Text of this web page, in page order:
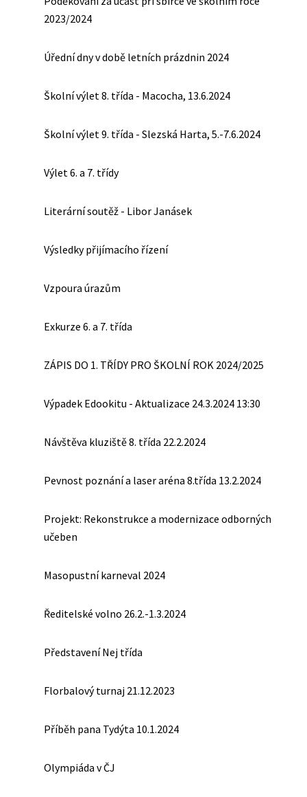
2023/2024
Úřední dny v době letních prázdnin 2024
Školní výlet 8. třída - Macocha, 13.6.2024
Školní výlet 9. třída - Slezská Harta, 5.-7.6.2024
Výlet 6. a 7. třídy
Literární soutěž - Libor Janásek
Výsledky přijímacího řízení
Vzpoura úrazům
Exkurze 6. a 7. třída
ZÁPIS DO 1. TŘÍDY PRO ŠKOLNÍ ROK 2024/2025
Výpadek Edookitu - Aktualizace 24.3.2024 13:30
Návštěva kluziště 8. třída 22.2.2024
Pevnost poznání a laser aréna 8.třída 13.2.2024
Projekt: Rekonstrukce a modernizace odborných
učeben
Masopustní karneval 2024
Ředitelské volno 26.2.-1.3.2024
Představení Nej třída
Florbalový turnaj 21.12.2023
Příběh pana Tydýta 10.1.2024
Olympiáda v ČJ